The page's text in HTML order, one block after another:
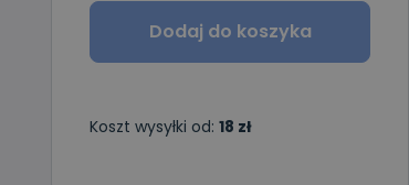
Dodaj do koszyka
Koszt wysyłki od:18 zł